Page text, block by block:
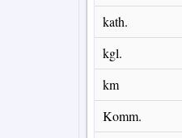
kath.
kgl.
km
Komm.